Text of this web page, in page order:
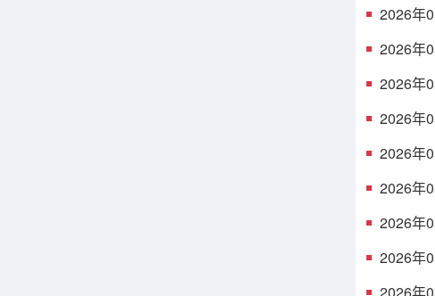
2026年
扳平
2026年
主刚果
2026年
紫昌扳
2026年
积5分
2026年
霄鹏破
2026年
仅1胜
2026年
1胜3负
2026年
补头球